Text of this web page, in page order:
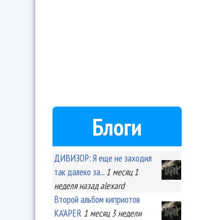
Блоги
ДИВИЗОР: Я еще не заходил
так далеко за... 1 месяц 1
неделяназад alexard
Второй альбом киприотов
KA'APER 1 месяц 3 недели